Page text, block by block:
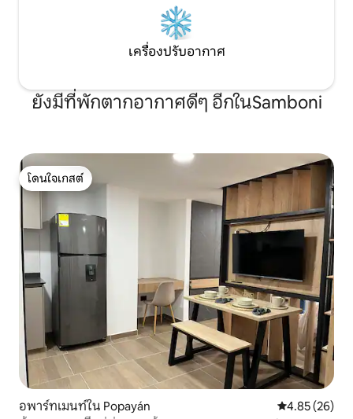
เครื่องปรับอากาศ
ยังมีที่พักตากอากาศดีๆ อีกในSamboni
โดนใจเกสต์
โดนใจเกสต์
อพาร์ทเมนท์ใน Popayán คะแนนเฉลี่ย
4.85 (26)